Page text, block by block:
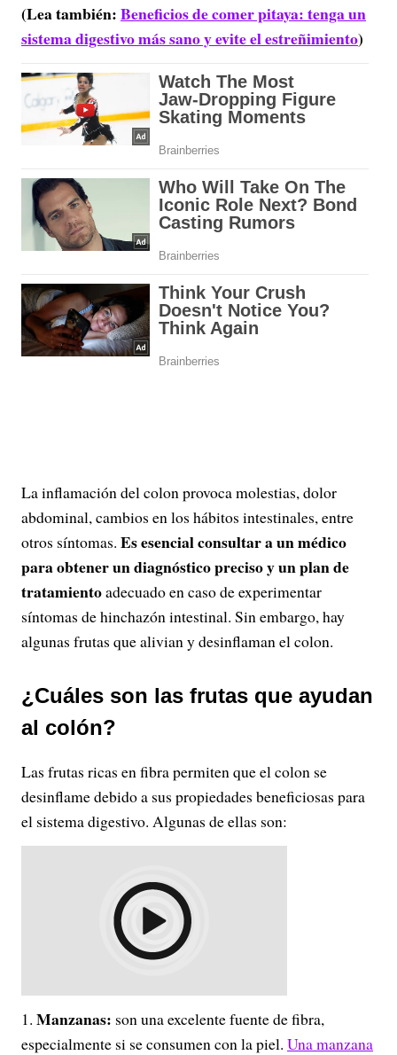
(Lea también:Beneficios de comer pitaya: tenga un
sistema digestivo más sano y evite el estreñimiento)
La inflamación del colon provoca molestias, dolor
abdominal, cambios en los hábitos intestinales, entre
otros síntomas. Es esencial consultar a un médico
para obtener un diagnóstico preciso y un plan de
tratamientoadecuado en caso de experimentar
síntomas de hinchazón intestinal. Sin embargo, hay
algunas frutas que alivian y desinflaman el colon.
¿Cuáles son las frutas que ayudan
al colón?
Las frutas ricas en fibra permiten que el colon se
desinflame debido a sus propiedades beneficiosas para
el sistema digestivo. Algunas de ellas son:
Manzanas: son una excelente fuente de fibra,
especialmente si se consumen con la piel. Una manzana